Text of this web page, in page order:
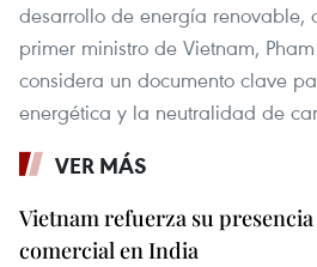
desarrollo de energía renovable,
primer ministro de Vietnam,
considera un documento clave
energética y la neutralidad de
VER MÁS
Vietnam refuerza su presencia
comercial en India